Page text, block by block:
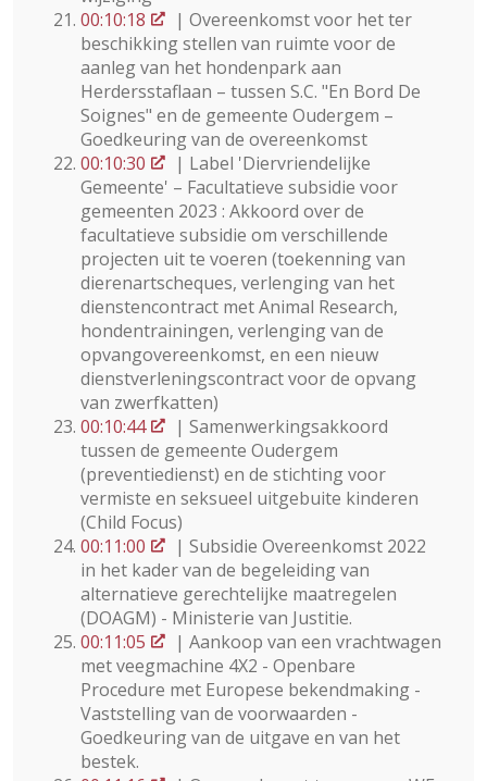
00:10:18
| Overeenkomst voor het ter
beschikking stellen van ruimte voor de
aanleg van het hondenpark aan
Herdersstaflaan – tussen S.C. "En Bord De
Soignes" en de gemeente Oudergem –
Goedkeuring van de overeenkomst
00:10:30
| Label 'Diervriendelijke
Gemeente' – Facultatieve subsidie voor
gemeenten 2023 : Akkoord over de
facultatieve subsidie om verschillende
projecten uit te voeren (toekenning van
dierenartscheques, verlenging van het
dienstencontract met Animal Research,
hondentrainingen, verlenging van de
opvangovereenkomst, en een nieuw
dienstverleningscontract voor de opvang
van zwerfkatten)
00:10:44
| Samenwerkingsakkoord
tussen de gemeente Oudergem
(preventiedienst) en de stichting voor
vermiste en seksueel uitgebuite kinderen
(Child Focus)
00:11:00
| Subsidie Overeenkomst 2022
in het kader van de begeleiding van
alternatieve gerechtelijke maatregelen
(DOAGM) - Ministerie van Justitie.
00:11:05
| Aankoop van een vrachtwagen
met veegmachine 4X2 - Openbare
Procedure met Europese bekendmaking -
Vaststelling van de voorwaarden -
Goedkeuring van de uitgave en van het
bestek.